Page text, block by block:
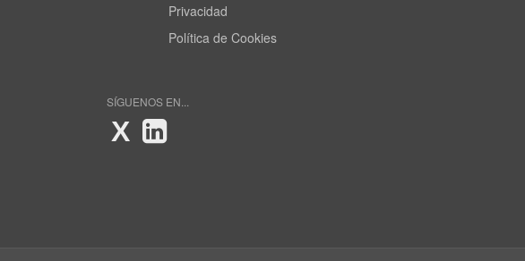
Privacidad
Política de Cookies
SÍGUENOS EN...
X